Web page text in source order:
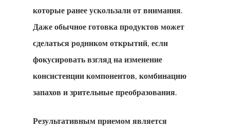
которые ранее ускользали от внимания.
Даже обычное готовка продуктов может
сделаться родником открытий, если
фокусировать взгляд на изменение
консистенции компонентов, комбинацию
запахов и зрительные преобразования.
Результативным приемом является